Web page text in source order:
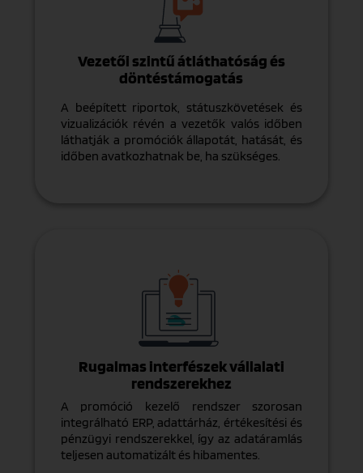
Vezetői szintű átláthatóság és
döntéstámogatás
A beépített riportok, státuszkövetések és
vizualizációk révén a vezetők valós időben
láthatják a promóciók állapotát, hatását, és
időben avatkozhatnak be, ha szükséges.
Rugalmas interfészek vállalati
rendszerekhez
A promóció kezelő rendszer szorosan
integrálható ERP, adattárház, értékesítési és
pénzügyi rendszerekkel, így az adatáramlás
teljesen automatizált és hibamentes.